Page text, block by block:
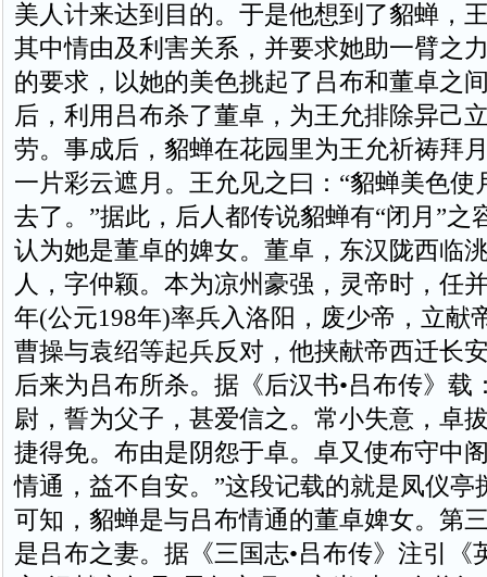
美人计来达到目的。于是他想到了貂蝉，
其中情由及利害关系，并要求她助一臂之
的要求，以她的美色挑起了吕布和董卓之
后，利用吕布杀了董卓，为王允排除异己
劳。事成后，貂蝉在花园里为王允祈祷拜
一片彩云遮月。王允见之曰：“貂蝉美色使
去了。”据此，后人都传说貂蝉有“闭月”之
认为她是董卓的婢女。董卓，东汉陇西临
人，字仲颖。本为凉州豪强，灵帝时，任
年(公元198年)率兵入洛阳，废少帝，立献
曹操与袁绍等起兵反对，他挟献帝西迁长
后来为吕布所杀。据《后汉书•吕布传》载
尉，誓为父子，甚爱信之。常小失意，卓
捷得免。布由是阴怨于卓。卓又使布守中
情通，益不自安。”这段记载的就是凤仪亭
可知，貂蝉是与吕布情通的董卓婢女。第
是吕布之妻。据《三国志•吕布传》注引《